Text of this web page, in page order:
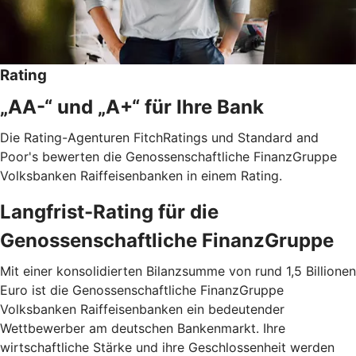
Rating
„AA-“ und „A+“ für Ihre Bank
Die Rating-Agenturen FitchRatings und Standard and
Poor's bewerten die Genossenschaftliche FinanzGruppe
Volksbanken Raiffeisenbanken in einem Rating.
Langfrist-Rating für die
Genossenschaftliche FinanzGruppe
Mit einer konsolidierten Bilanzsumme von rund 1,5 Billionen
Euro ist die Genossenschaftliche FinanzGruppe
Volksbanken Raiffeisenbanken ein bedeutender
Wettbewerber am deutschen Bankenmarkt. Ihre
wirtschaftliche Stärke und ihre Geschlossenheit werden